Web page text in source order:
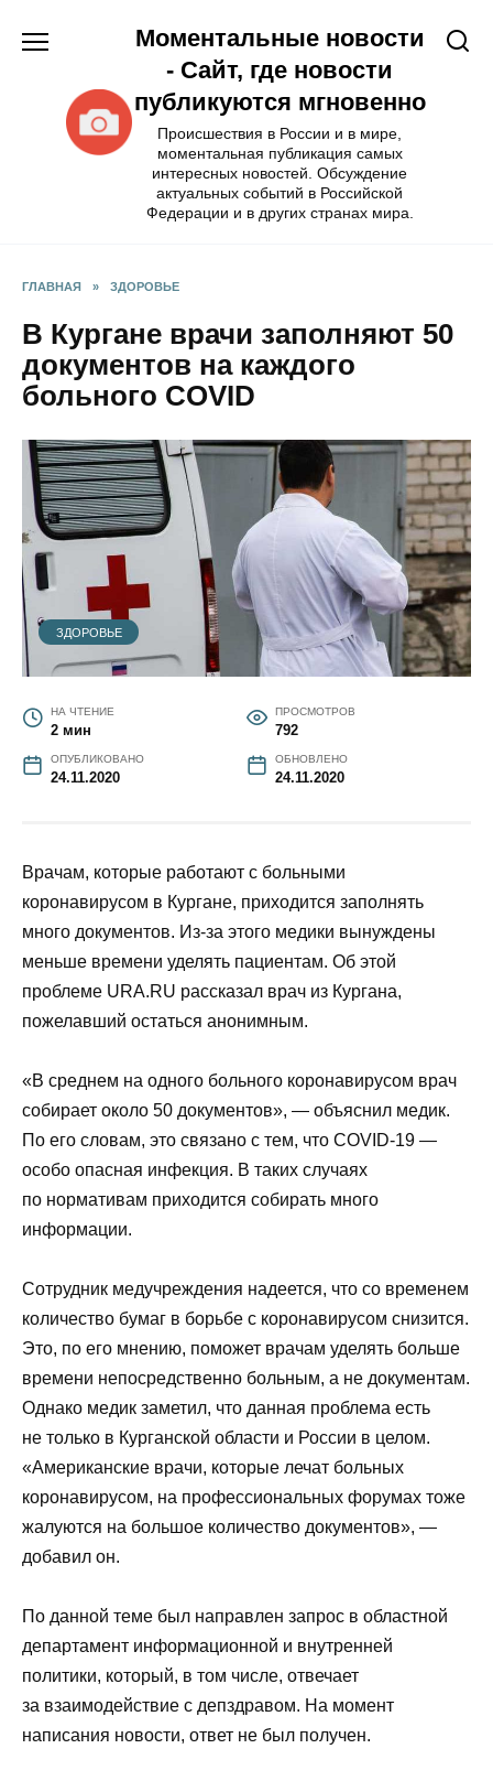
Моментальные новости
- Сайт, где новости
публикуются мгновенно
Происшествия в России и в мире,
моментальная публикация самых
интересных новостей. Обсуждение
актуальных событий в Российской
Федерации и в других странах мира.
ГЛАВНАЯ » ЗДОРОВЬЕ
В Кургане врачи заполняют 50
документов на каждого
больного COVID
ЗДОРОВЬЕ
НА ЧТЕНИЕ
2 мин
ПРОСМОТРОВ
792
ОПУБЛИКОВАНО
24.11.2020
ОБНОВЛЕНО
24.11.2020
Врачам, которые работают с больными
коронавирусом в Кургане, приходится заполнять
много документов. Из-за этого медики вынуждены
меньше времени уделять пациентам. Об этой
проблеме URA.RU рассказал врач из Кургана,
пожелавший остаться анонимным.
«В среднем на одного больного коронавирусом врач
собирает около 50 документов», — объяснил медик.
По его словам, это связано с тем, что COVID-19 —
особо опасная инфекция. В таких случаях
по нормативам приходится собирать много
информации.
Сотрудник медучреждения надеется, что со временем
количество бумаг в борьбе с коронавирусом снизится.
Это, по его мнению, поможет врачам уделять больше
времени непосредственно больным, а не документам.
Однако медик заметил, что данная проблема есть
не только в Курганской области и России в целом.
«Американские врачи, которые лечат больных
коронавирусом, на профессиональных форумах тоже
жалуются на большое количество документов», —
добавил он.
По данной теме был направлен запрос в областной
департамент информационной и внутренней
политики, который, в том числе, отвечает
за взаимодействие с депздравом. На момент
написания новости, ответ не был получен.